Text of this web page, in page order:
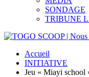
SONDAGE
TRIBUNE
Accueil
INITIATIVE
Jeu « Miayi school